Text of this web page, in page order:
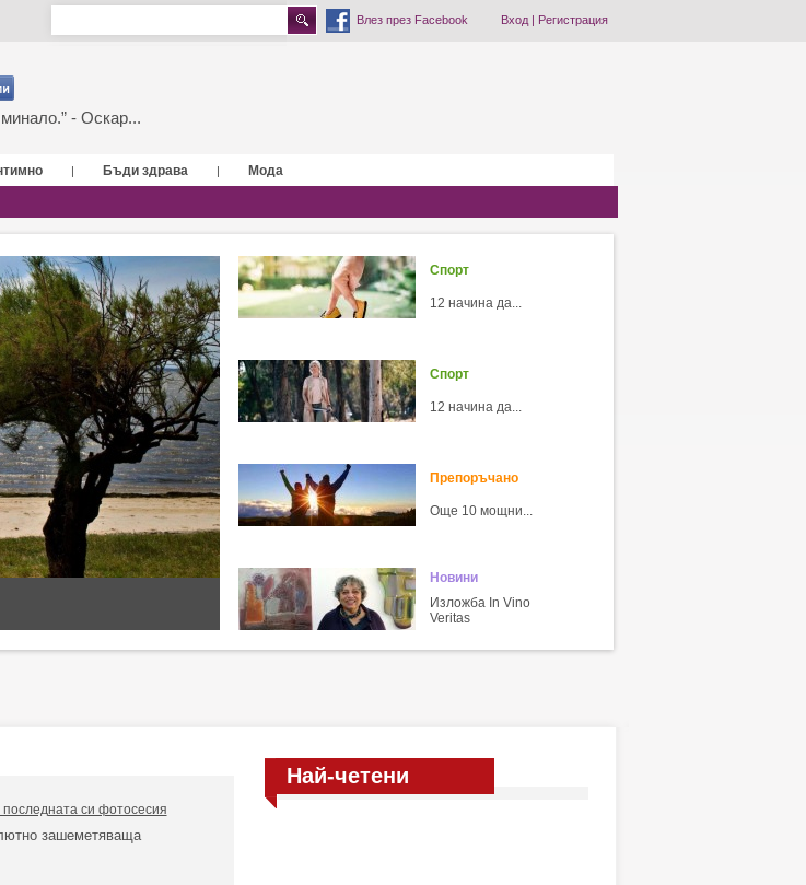
Влез през Facebook Вход| Регистрация
- Оскар...
| Бъди здрава | Мода
Спорт
12 начина да...
Спорт
12 начина да...
Препоръчано
Още 10 мощни...
Новини
Изложба In Vino
Veritas
последната си фотосесия
зашеметяваща
Най-четени